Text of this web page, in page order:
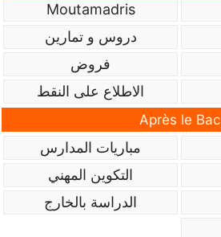
Moutamadris
دروس و تمارين
فروض
الاطلاع على النقط
Après le Bac
مباريات المدارس
التكوين المهني
الدراسة بالخارج